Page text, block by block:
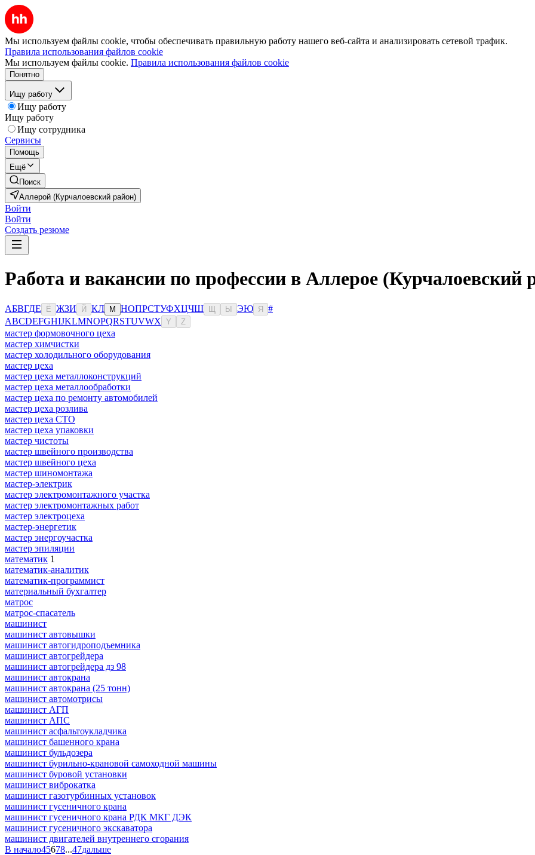
Мы используем файлы cookie, чтобы обеспечивать правильную работу нашего веб-сайта и анализировать сетевой трафик.
Правила использования файлов cookie
Мы используем файлы cookie. Правила использования файлов cookie
Понятно
Ищу работу
Ищу работу
Ищу работу
Ищу сотрудника
Сервисы
Помощь
Ещё
Поиск
Аллерой (Курчалоевский район)
Войти
Войти
Создать резюме
Работа и вакансии по профессии в Аллерое (Курчалоевский
АБВГДЕ Ё ЖЗИ Й КЛ М НОПРСТУФХЦЧШ Ы ЭЮ Я
#
ABCDEFGHIJKLMNOPQRSTUVWX Y Z
мастер формовочного цеха
мастер химчистки
мастер холодильного оборудования
мастер цеха
мастер цеха металлоконструкций
мастер цеха металлообработки
мастер цеха по ремонту автомобилей
мастер цеха розлива
мастер цеха СТО
мастер цеха упаковки
мастер чистоты
мастер швейного производства
мастер швейного цеха
мастер шиномонтажа
мастер-электрик
мастер электромонтажного участка
мастер электромонтажных работ
мастер электроцеха
мастер-энергетик
мастер энергоучастка
мастер эпиляции
математик 1
математик-аналитик
математик-программист
материальный бухгалтер
матрос
матрос-спасатель
машинист
машинист автовышки
машинист автогидроподъемника
машинист автогрейдера
машинист автогрейдера дз 98
машинист автокрана
машинист автокрана (25 тонн)
машинист автомотрисы
машинист АГП
машинист АПС
машинист асфальтоукладчика
машинист башенного крана
машинист бульдозера
машинист бурильно-крановой самоходной машины
машинист буровой установки
машинист виброкатка
машинист газотурбинных установок
машинист гусеничного крана
машинист гусеничного крана РДК МКГ ДЭК
машинист гусеничного экскаватора
машинист двигателей внутреннего сгорания
В начало45678...47дальше